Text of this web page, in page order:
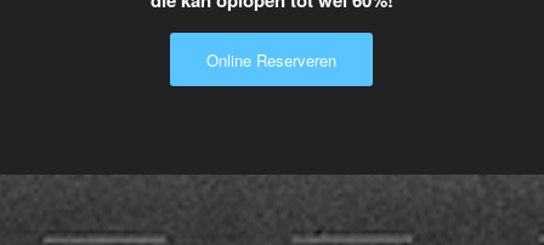
Online Reserveren